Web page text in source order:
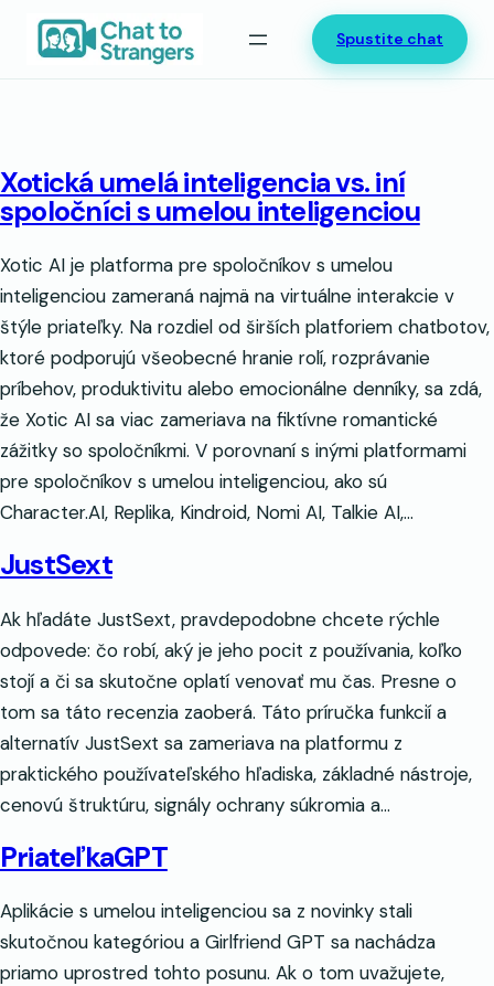
Prejsť
Spustite chat
Xotická umelá inteligencia vs. iní
spoločníci s umelou inteligenciou
Xotic AI je platforma pre spoločníkov s umelou
inteligenciou zameraná najmä na virtuálne interakcie v
štýle priateľky. Na rozdiel od širších platforiem chatbotov,
ktoré podporujú všeobecné hranie rolí, rozprávanie
príbehov, produktivitu alebo emocionálne denníky, sa zdá,
že Xotic AI sa viac zameriava na fiktívne romantické
zážitky so spoločníkmi. V porovnaní s inými platformami
pre spoločníkov s umelou inteligenciou, ako sú
Character.AI, Replika, Kindroid, Nomi AI, Talkie AI,…
JustSext
Ak hľadáte JustSext, pravdepodobne chcete rýchle
odpovede: čo robí, aký je jeho pocit z používania, koľko
stojí a či sa skutočne oplatí venovať mu čas. Presne o
tom sa táto recenzia zaoberá. Táto príručka funkcií a
alternatív JustSext sa zameriava na platformu z
praktického používateľského hľadiska, základné nástroje,
cenovú štruktúru, signály ochrany súkromia a…
PriateľkaGPT
Aplikácie s umelou inteligenciou sa z novinky stali
skutočnou kategóriou a Girlfriend GPT sa nachádza
priamo uprostred tohto posunu. Ak o tom uvažujete,